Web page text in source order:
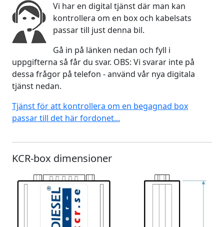
Vi har en digital tjänst där man kan
kontrollera om en box och kabelsats
passar till just denna bil.
Gå in på länken nedan och fyll i
uppgifterna så får du svar. OBS: Vi svarar inte på
dessa frågor på telefon - använd vår nya digitala
tjänst nedan.
Tjänst för att kontrollera om en begagnad box
passar till det här fordonet...
KCR-box dimensioner